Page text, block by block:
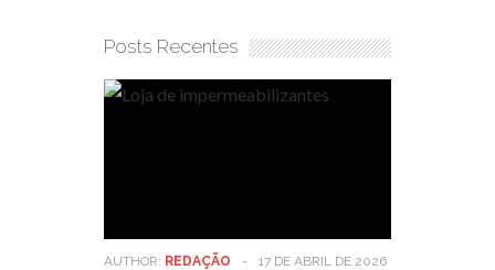
Posts Recentes
AUTHOR: REDAÇÃO - 17 DE ABRIL DE 2026